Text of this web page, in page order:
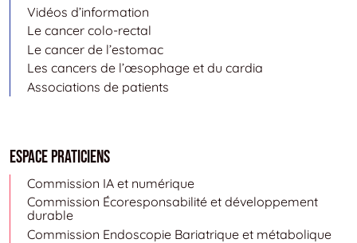
Vidéos d’information
Le cancer colo-rectal
Le cancer de l’estomac
Les cancers de l’œsophage et du cardia
Associations de patients
Espace Praticiens
Commission IA et numérique
Commission Écoresponsabilité et développement
durable
Commission Endoscopie Bariatrique et métabolique